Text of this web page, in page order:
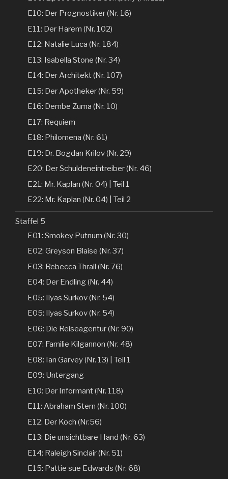
E10: Der Prognostiker (Nr. 16)
E11: Der Harem (Nr. 102)
E12: Natalie Luca (Nr. 184)
E13: Isabella Stone (Nr. 34)
E14: Der Architekt (Nr. 107)
E15: Der Apotheker (Nr. 59)
E16: Dembe Zuma (Nr. 10)
E17: Requiem
E18: Philomena (Nr. 61)
E19: Dr. Bogdan Krilov (Nr. 29)
E20: Der Schuldeneintreiber (Nr. 46)
E21: Mr. Kaplan (Nr. 04) | Teil 1
E22: Mr. Kaplan (Nr. 04) | Teil 2
Staffel 5
E01: Smokey Putnum (Nr. 30)
E02: Greyson Blaise (Nr. 37)
E03: Rebecca Thrall (Nr. 76)
E04: Der Endling (Nr. 44)
E05: Ilyas Surkov (Nr. 54)
E05: Ilyas Surkov (Nr. 54)
E06: Die Reiseagentur (Nr. 90)
E07: Familie Kilgannon (Nr. 48)
E08: Ian Garvey (Nr. 13) | Teil 1
E09: Untergang
E10: Der Informant (Nr. 118)
E11: Abraham Stern (Nr. 100)
E12. Der Koch (Nr.56)
E13: Die unsichtbare Hand (Nr. 63)
E14: Raleigh Sinclair (Nr. 51)
E15: Pattie sue Edwards (Nr. 68)